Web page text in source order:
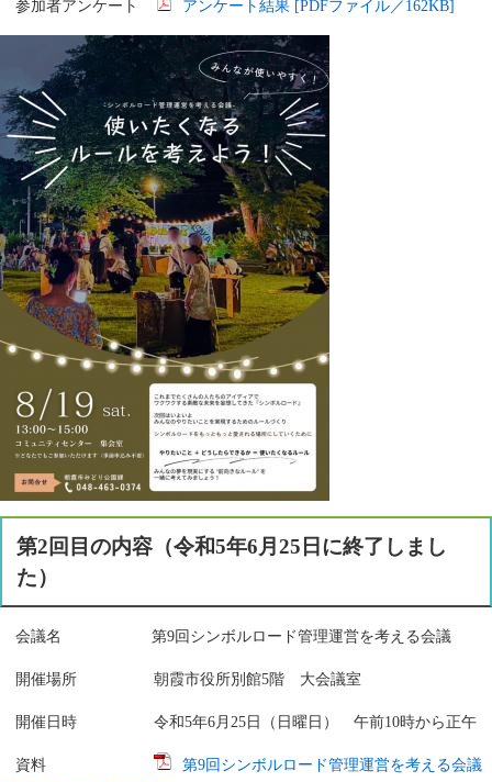
参加者アンケート アンケート結果 [PDFファイル／162KB]
第2回目の内容（令和5年6月25日に終了しまし
た）
会議名 第9回シンボルロード管理運営を考える会議
開催場所 朝霞市役所別館5階 大会議室
開催日時 令和5年6月25日（日曜日） 午前10時から正午
資料
第9回シンボルロード管理運営を考える会議